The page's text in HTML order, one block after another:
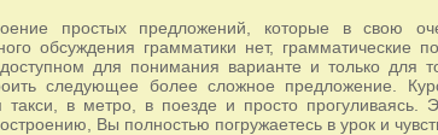
простых предложений, которые в свою
обсуждения грамматики нет, грамматические
для понимания варианте и только для
следующее более сложное предложение.
в метро, в поезде и просто прогуливаясь.
Вы полностью погружаетесь в урок и